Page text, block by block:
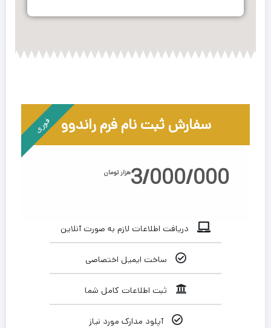
سفارش ثبت نام فرم راندوو
هزار تومان3/000/000
دریافت اطلاعات لازم به صورت آنلاین
ساخت ایمیل اختصاصی
ثبت اطلاعات کامل شما
آپلود مدارک مورد نیاز
فوری